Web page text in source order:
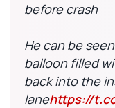
before crash
He can be
balloon filled
back into the
lanehttps://